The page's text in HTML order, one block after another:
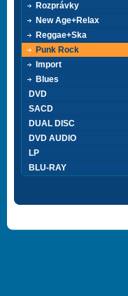
Rozprávky
New Age+Relax
Reggae+Ska
Punk Rock
Import
Blues
DVD
SACD
DUAL DISC
DVD AUDIO
LP
BLU-RAY